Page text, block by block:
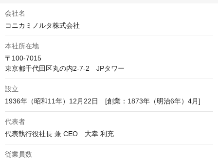
会社名
コニカミノルタ株式会社
本社所在地
〒100-7015
東京都千代田区丸の内2-7-2　JPタワー
設立
1936年（昭和11年）12月22日　[創業：1873年（明治6年）4月]
代表者
代表執行役社長 兼 CEO　大幸 利充
従業員数